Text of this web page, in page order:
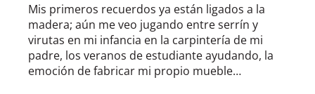
Mis primeros recuerdos ya están ligados a la
madera; aún me veo jugando entre serrín y
virutas en mi infancia en la carpintería de mi
padre, los veranos de estudiante ayudando, la
emoción de fabricar mi propio mueble…